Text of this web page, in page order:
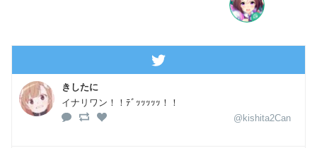
きしたに
イナリワン！！ﾃﾞｯｯｯｯｯ！！
@kishita2Can